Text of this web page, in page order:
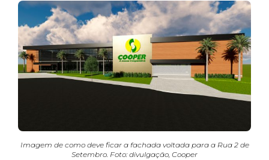
Imagem de como deve ficar a fachada voltada para a Rua 2 de
Setembro. Foto: divulgação, Cooper